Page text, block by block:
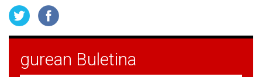
gurean Buletina